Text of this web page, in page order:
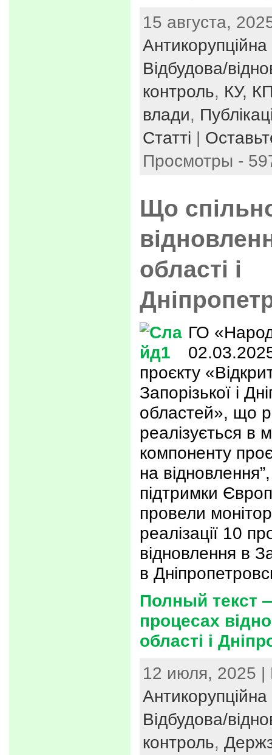
15 августа,
Антикорупційна
Відбудова/
контроль, КУ,
влади,
Статті |
Просмотры -
Що
області і
ГО
проєкту
Запорізької і
областей», що
реалізується в
компоненту
на
підтримки
провели
реалізації 10
відновлення в
в
Полный текст
процесах
області і
12 июля, 2025 |
Антикорупційна
Відбудова/
контроль,